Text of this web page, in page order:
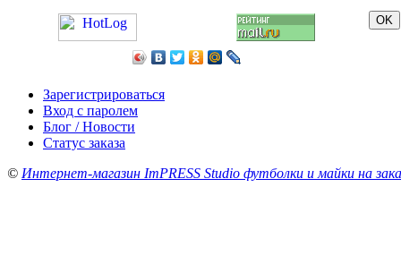
Зарегистрироваться
Вход с паролем
Блог / Новости
Статус заказа
© Интернет-магазин ImPRESS Studio футболки и майки на